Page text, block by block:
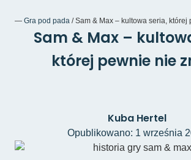
― Gra pod pada /Sam & Max – kultowa seria, której
Sam & Max –
której pewnie nie
Kuba Hertel
Opublikowano: 1 września